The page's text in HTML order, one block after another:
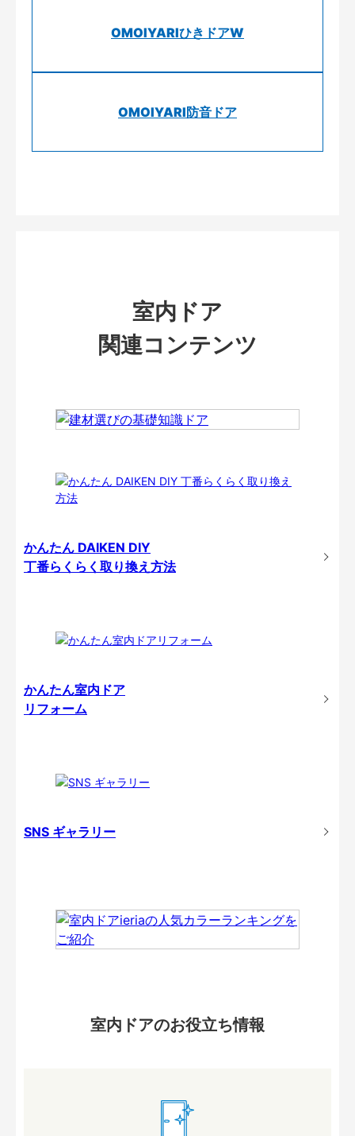
OMOIYARIひきドアW
OMOIYARI防音ドア
室内ドア
関連コンテンツ
かんたん DAIKEN DIY
丁番らくらく取り換え方法
かんたん室内ドア
リフォーム
SNS ギャラリー
室内ドアのお役立ち情報